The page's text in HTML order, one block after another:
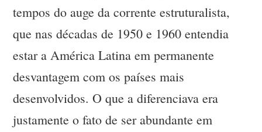
tempos do auge da corrente estruturalista,
que nas décadas de 1950 e 1960 entendia
estar a América Latina em permanente
desvantagem com os países mais
desenvolvidos. O que a diferenciava era
justamente o fato de ser abundante em